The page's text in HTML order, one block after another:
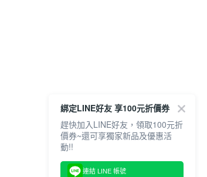
綁定LINE好友 享100元折價券
趕快加入LINE好友，領取100元折
價券~還可享獨家新品及優惠活
動!!
連結 LINE 帳號